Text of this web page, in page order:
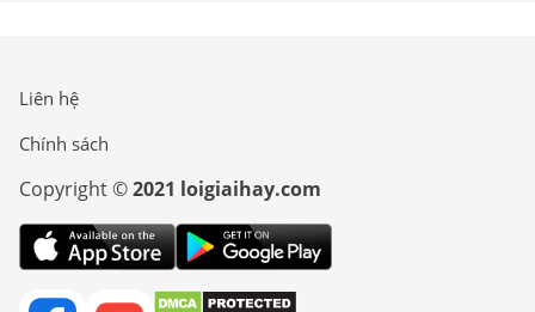
Liên hệ
Chính sách
Copyright ©2021 loigiaihay.com